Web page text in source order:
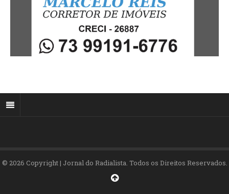
© 2026 Copyright | Jornal do Radialista. Todos os Direitos Reservados.